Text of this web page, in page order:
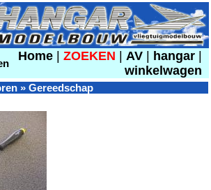
Home ZOEKEN AV hangar
winkelwagen
» Gereedschap